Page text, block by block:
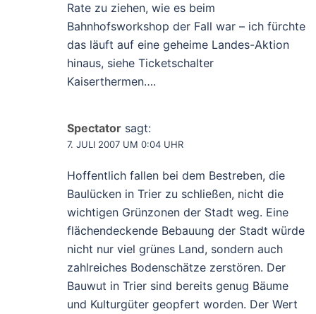
Rate zu ziehen, wie es beim
Bahnhofsworkshop der Fall war – ich fürchte
das läuft auf eine geheime Landes-Aktion
hinaus, siehe Ticketschalter
Kaiserthermen….
Spectator sagt:
7. JULI 2007 UM 0:04 UHR
Hoffentlich fallen bei dem Bestreben, die
Baulücken in Trier zu schließen, nicht die
wichtigen Grünzonen der Stadt weg. Eine
flächendeckende Bebauung der Stadt würde
nicht nur viel grünes Land, sondern auch
zahlreiches Bodenschätze zerstören. Der
Bauwut in Trier sind bereits genug Bäume
und Kulturgüter geopfert worden. Der Wert